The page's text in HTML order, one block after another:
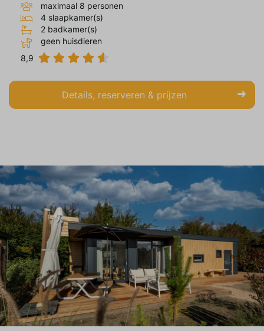
maximaal 8 personen
4 slaapkamer(s)
2 badkamer(s)
geen huisdieren
8,9
Details, reserveren & prijzen